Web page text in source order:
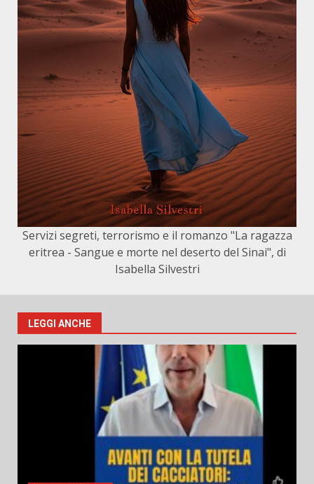
Servizi segreti, terrorismo e il romanzo "La ragazza
eritrea - Sangue e morte nel deserto del Sinai", di
Isabella Silvestri
LEGGI ANCHE